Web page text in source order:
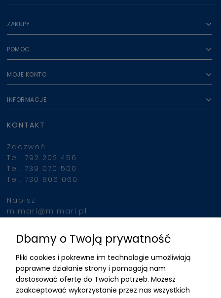
ZAKUPY
POMOC
MOJE KONTO
INFORMACJE
KONTAKT
Zadzwoń
Tel. 792 202 456
Tel. 739 070 500
Tel. 730 806 060
Napisz
mimari@mimari.pl
Znajdziesz nas
ADRES
MIMARI sp z o.o.
Dbamy o Twoją prywatność
Pliki cookies i pokrewne im technologie umożliwiają
poprawne działanie strony i pomagają nam
dostosować ofertę do Twoich potrzeb. Możesz
zaakceptować wykorzystanie przez nas wszystkich